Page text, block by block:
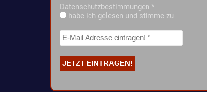
Datenschutzbestimmungen *
habe ich gelesen und stimme zu